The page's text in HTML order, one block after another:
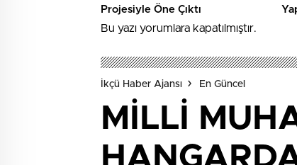
Projesiyle Öne Çıktı
Bu yazı yorumlara kapatılmıştır.
İkçü Haber Ajansı En Güncel
MİLLİ